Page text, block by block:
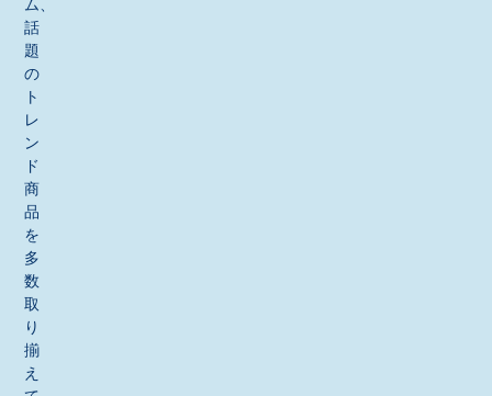
ム、
話
題
の
ト
レ
ン
ド
商
品
を
多
数
取
り
揃
え